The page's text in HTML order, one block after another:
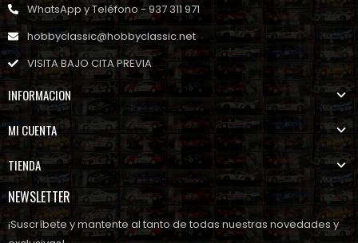
WhatsApp y Teléfono - 937 311 971
hobbyclassic@hobbyclassic.net
VISITA BAJO CITA PREVIA
INFORMACION
MI CUENTA
TIENDA
NEWSLETTER
¡Suscríbete y mantente al tanto de todas nuestras novedades y